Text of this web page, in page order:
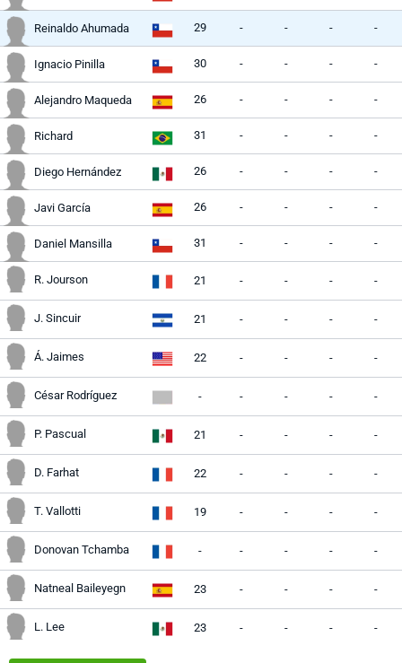
Reinaldo Ahumada 29 - - - -
Ignacio Pinilla 30 - - - -
Alejandro Maqueda 26 - - - -
Richard 31 - - - -
Diego Hernández 26 - - - -
Javi García 26 - - - -
Daniel Mansilla 31 - - - -
R. Jourson 21 - - - -
J. Sincuir 21 - - - -
Á. Jaimes 22 - - - -
César Rodríguez - - - - -
P. Pascual 21 - - - -
D. Farhat 22 - - - -
T. Vallotti 19 - - - -
Donovan Tchamba - - - - -
Natneal Baileyegn 23 - - - -
L. Lee 23 - - - -